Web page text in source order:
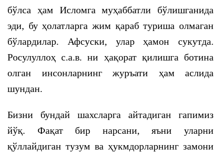
бўлса ҳам Исломга муҳаббатли бўлишганида
эди, бу ҳолатларга жим қараб туриша олмаган
бўлардилар. Афсуски, улар ҳамон сукутда.
Росулуллоҳ с.а.в. ни ҳақорат қилишга ботина
олган инсонларнинг журъати ҳам аслида
шундан.
Бизни бундай шахсларга айтадиган гапимиз
йўқ. Фақат бир нарсани, яъни уларни
қўллайдиган тузум ва ҳукмдорларнинг замони